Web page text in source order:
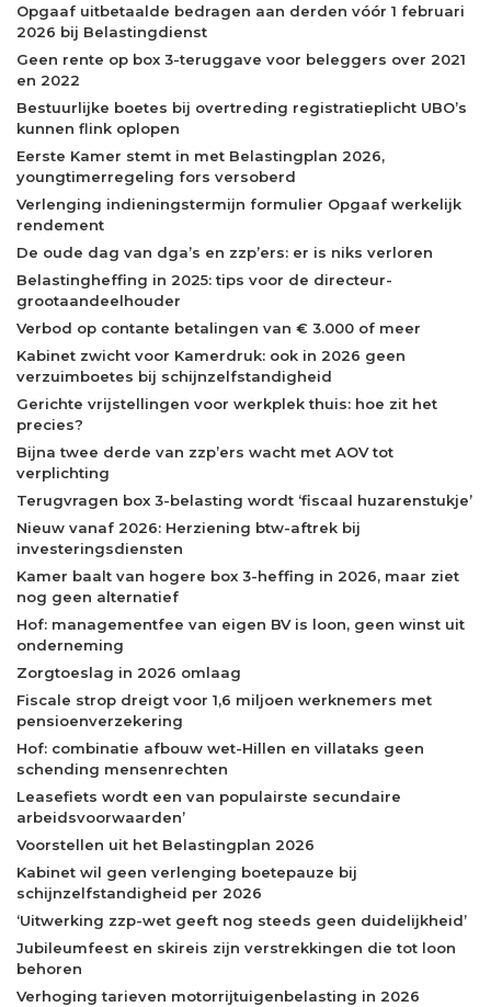
Opgaaf uitbetaalde bedragen aan derden vóór 1 februari
2026 bij Belastingdienst
Geen rente op box 3-teruggave voor beleggers over 2021
en 2022
Bestuurlijke boetes bij overtreding registratieplicht UBO’s
kunnen flink oplopen
Eerste Kamer stemt in met Belastingplan 2026,
youngtimerregeling fors versoberd
Verlenging indieningstermijn formulier Opgaaf werkelijk
rendement
De oude dag van dga’s en zzp’ers: er is niks verloren
Belastingheffing in 2025: tips voor de directeur-
grootaandeelhouder
Verbod op contante betalingen van € 3.000 of meer
Kabinet zwicht voor Kamerdruk: ook in 2026 geen
verzuimboetes bij schijnzelfstandigheid
Gerichte vrijstellingen voor werkplek thuis: hoe zit het
precies?
Bijna twee derde van zzp’ers wacht met AOV tot
verplichting
Terugvragen box 3-belasting wordt ‘fiscaal huzarenstukje’
Nieuw vanaf 2026: Herziening btw-aftrek bij
investeringsdiensten
Kamer baalt van hogere box 3-heffing in 2026, maar ziet
nog geen alternatief
Hof: managementfee van eigen BV is loon, geen winst uit
onderneming
Zorgtoeslag in 2026 omlaag
Fiscale strop dreigt voor 1,6 miljoen werknemers met
pensioenverzekering
Hof: combinatie afbouw wet-Hillen en villataks geen
schending mensenrechten
Leasefiets wordt een van populairste secundaire
arbeidsvoorwaarden’
Voorstellen uit het Belastingplan 2026
Kabinet wil geen verlenging boetepauze bij
schijnzelfstandigheid per 2026
‘Uitwerking zzp-wet geeft nog steeds geen duidelijkheid’
Jubileumfeest en skireis zijn verstrekkingen die tot loon
behoren
Verhoging tarieven motorrijtuigenbelasting in 2026